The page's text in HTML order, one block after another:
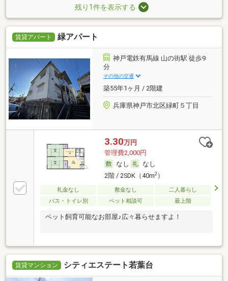
残り1件を表示する
賃貸アパート 緑アパート
神戸電鉄有馬線 山の街駅 徒歩9
分
その他の交通
築55年1ヶ月 / 2階建
兵庫県神戸市北区緑町５丁目
3.30万円
管理費2,000円
なし
なし
2階 / 2SDK（40m2）
礼金なし 敷金なし
二人暮らし
バス・トイレ別
ペット相談可 最上階
ペット飼育可能なお部屋♪広々暮らせますよ！
賃貸マンション シティエステート若葉台